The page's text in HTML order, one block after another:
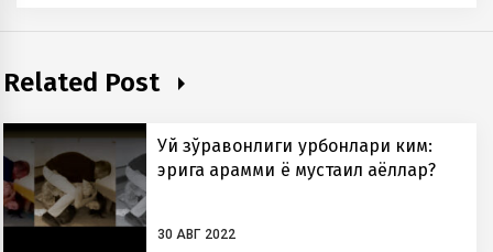
Related Post
Уй зўравонлиги қурбонлари ким:
эрига қарамми ё мустақил аёллар?
30 АВГ 2022